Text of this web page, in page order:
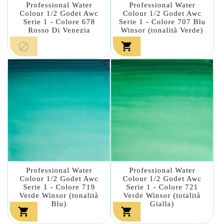
Professional Water
Colour 1/2 Godet Awc
Serie 1 - Colore 678
Rosso Di Venezia

Professional Water
Colour 1/2 Godet Awc
Serie 1 - Colore 707 Blu
Winsor (tonalità Verde)

Professional Water
Colour 1/2 Godet Awc
Serie 1 - Colore 719
Verde Winsor (tonalità
Blu)

Professional Water
Colour 1/2 Godet Awc
Serie 1 - Colore 721
Verde Winsor (totalità
Gialla)
